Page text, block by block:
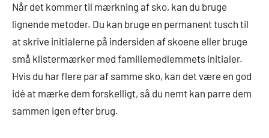
Når det kommer til mærkning af sko, kan du bruge
lignende metoder. Du kan bruge en permanent tusch til
at skrive initialerne på indersiden af skoene eller bruge
små klistermærker med familiemedlemmets initialer.
Hvis du har flere par af samme sko, kan det være en god
idé at mærke dem forskelligt, så du nemt kan parre dem
sammen igen efter brug.